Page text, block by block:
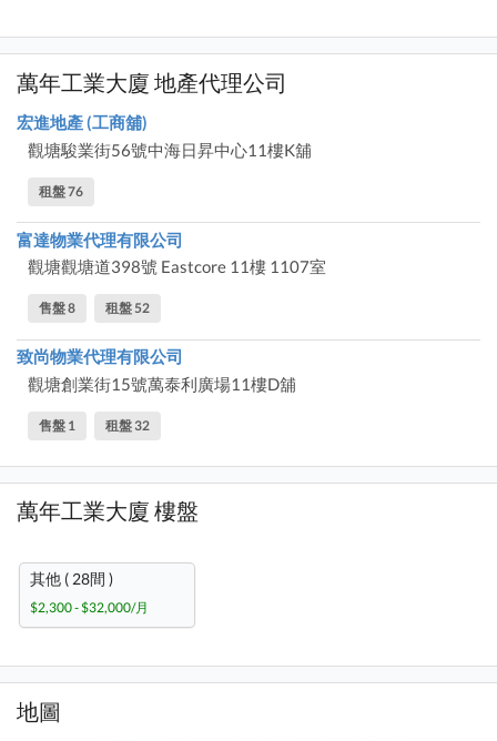
萬年工業大廈 地產代理公司
宏進地產 (工商舖)
觀塘駿業街56號中海日昇中心11樓K舖
租盤 76
富達物業代理有限公司
觀塘觀塘道398號 Eastcore 11樓 1107室
售盤 8 租盤 52
致尚物業代理有限公司
觀塘創業街15號萬泰利廣場11樓D舖
售盤 1 租盤 32
萬年工業大廈 樓盤
其他 ( 28間 )
$2,300 - $32,000/月
地圖